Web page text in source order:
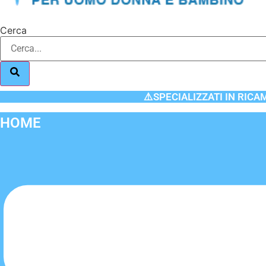
Cerca
⚠️SPECIALIZZATI IN
HOME